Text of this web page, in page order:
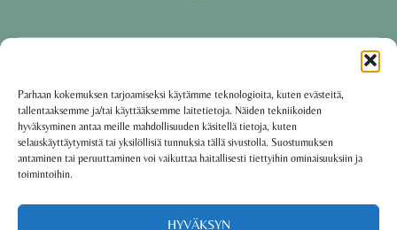
Parhaan kokemuksen tarjoamiseksi käytämme teknologioita, kuten evästeitä,
tallentaaksemme ja/tai käyttääksemme laitetietoja. Näiden tekniikoiden
hyväksyminen antaa meille mahdollisuuden käsitellä tietoja, kuten
selauskäyttäytymistä tai yksilöllisiä tunnuksia tällä sivustolla. Suostumuksen
antaminen tai peruuttaminen voi vaikuttaa haitallisesti tiettyihin ominaisuuksiin ja
toimintoihin.
HYVÄKSYN
Käyttöehdot·Tietosuojakäytäntö